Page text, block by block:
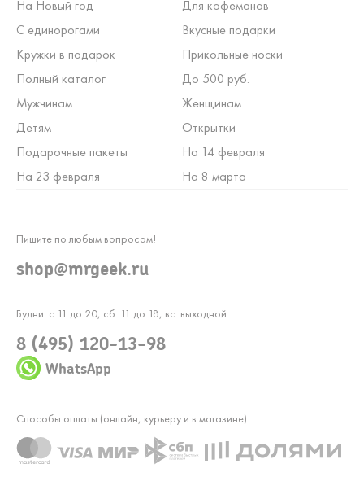
На Новый год
Для кофеманов
С единорогами
Вкусные подарки
Кружки в подарок
Прикольные носки
Полный каталог
До 500 руб.
Мужчинам
Женщинам
Детям
Открытки
Подарочные пакеты
На 14 февраля
На 23 февраля
На 8 марта
Будни: с 11 до 20, сб: 11 до 18, вс: выходной
8 (495) 120-13-98
WhatsApp
Пишите по любым вопросам!
shop@mrgeek.ru
Способы оплаты (онлайн, курьеру и в магазине)